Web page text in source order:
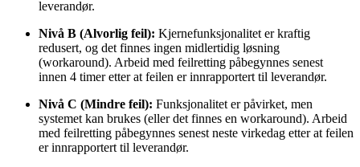
leverandør.
Nivå B (Alvorlig feil): Kjernefunksjonalitet er kraftig
redusert, og det finnes ingen midlertidig løsning
(workaround). Arbeid med feilretting påbegynnes senest
innen 4 timer etter at feilen er innrapportert til leverandør.
Nivå C (Mindre feil): Funksjonalitet er påvirket, men
systemet kan brukes (eller det finnes en workaround). Arbeid
med feilretting påbegynnes senest neste virkedag etter at feilen
er innrapportert til leverandør.